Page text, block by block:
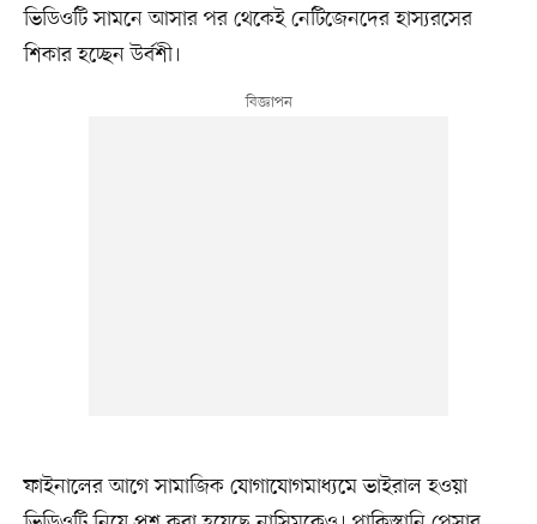
ভিডিওটি সামনে আসার পর থেকেই নেটিজেনদের হাস্যরসের
শিকার হচ্ছেন উর্বশী।
ফাইনালের আগে সামাজিক যোগাযোগমাধ্যমে ভাইরাল হওয়া